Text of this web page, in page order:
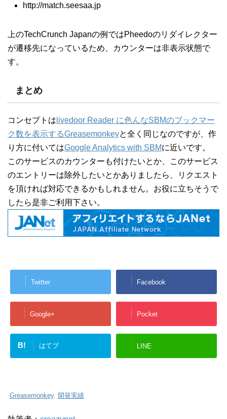
http://match.seesaa.jp
上のTechCrunch Japanの例ではPheedoのリダイレクター
が遷移先になっているため、カウンターは非表示状態で
す。
まとめ
コンセプトは livedoor Reader に色んなSBMのブックマー
ク数を表示するGreasemonkeyと全く同じなのですが、作
り方に付いてはGoogle Analytics with SBMに近いです。
このサービスのカウンターも付けたいとか、このサービス
のエントリーは除外したいとかありましたら、リクエスト
を頂ければ対応できるかもしれません。お役に立ちそうで
したら是非ご利用下さい。
Twitter Facebook
Google+ Pocket
B! はてブ LINE
-Greasemonkey, 開発実績